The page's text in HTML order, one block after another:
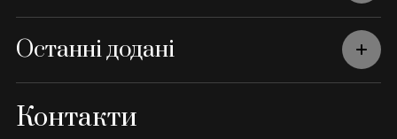
Останні додані
Контакти